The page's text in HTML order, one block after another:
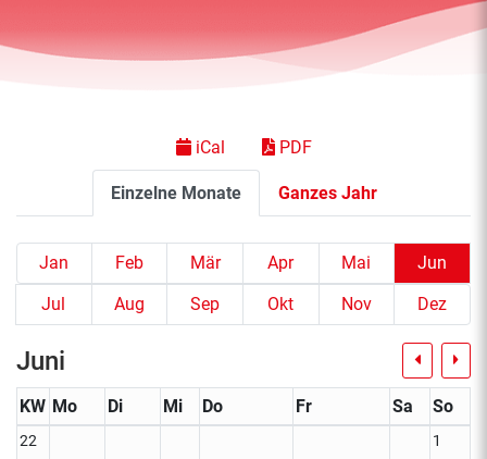
Einzelne Monate Ganzes Jahr
iCal PDF
Jan Feb Mär Apr Mai
Jun
Jul
Aug Sep Okt Nov Dez
Juni
KW Mo Di Mi Do Fr Sa So
22 1